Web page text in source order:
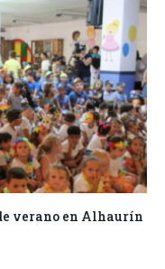
verano en Alhaurín